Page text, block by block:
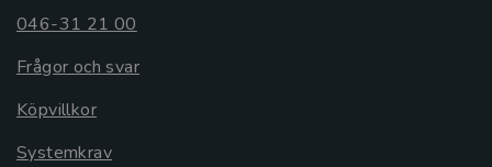
046-31 21 00
Frågor och svar
Köpvillkor
Systemkrav